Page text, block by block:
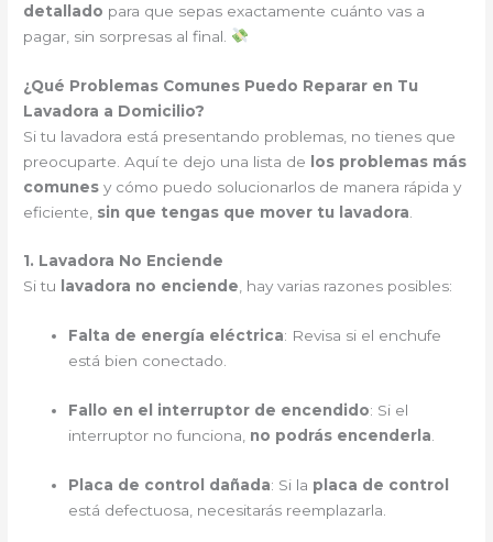
detallado para que sepas exactamente cuánto vas a
pagar, sin sorpresas al final.
¿Qué Problemas Comunes Puedo Reparar en Tu
Lavadora a Domicilio?
Si tu lavadora está presentando problemas, no tienes que
preocuparte. Aquí te dejo una lista de los problemas más
comunes y cómo puedo solucionarlos de manera rápida y
eficiente, sin que tengas que mover tu lavadora
1. Lavadora No Enciende
Si tu
lavadora no enciende, hay varias razones posibles:
Falta de energía eléctrica: Revisa si el enchufe
está bien conectado.
Fallo en el interruptor de encendido: Si el
interruptor no funciona, no podrás encenderla
Placa de control dañada: Si la placa de control
está defectuosa, necesitarás reemplazarla.